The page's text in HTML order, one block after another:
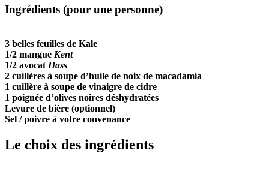
Ingrédients (pour une personne)
3 belles feuilles de Kale
1/2 mangue Kent
1/2 avocat Hass
2 cuillères à soupe d’huile de noix de macadamia
1 cuillère à soupe de vinaigre de cidre
1 poignée d’olives noires déshydratées
Levure de bière (optionnel)
Sel / poivre à votre convenance
Le choix des ingrédients